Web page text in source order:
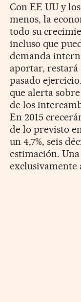
Con EE UU y
menos, la
todo su
incluso que
demanda
aportar, restará
pasado
que alerta
de los
En 2015
de lo previsto
un 4,7%, seis
estimación.
exclusivamente